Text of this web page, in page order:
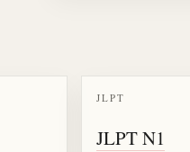
JLPT
JLPT N1